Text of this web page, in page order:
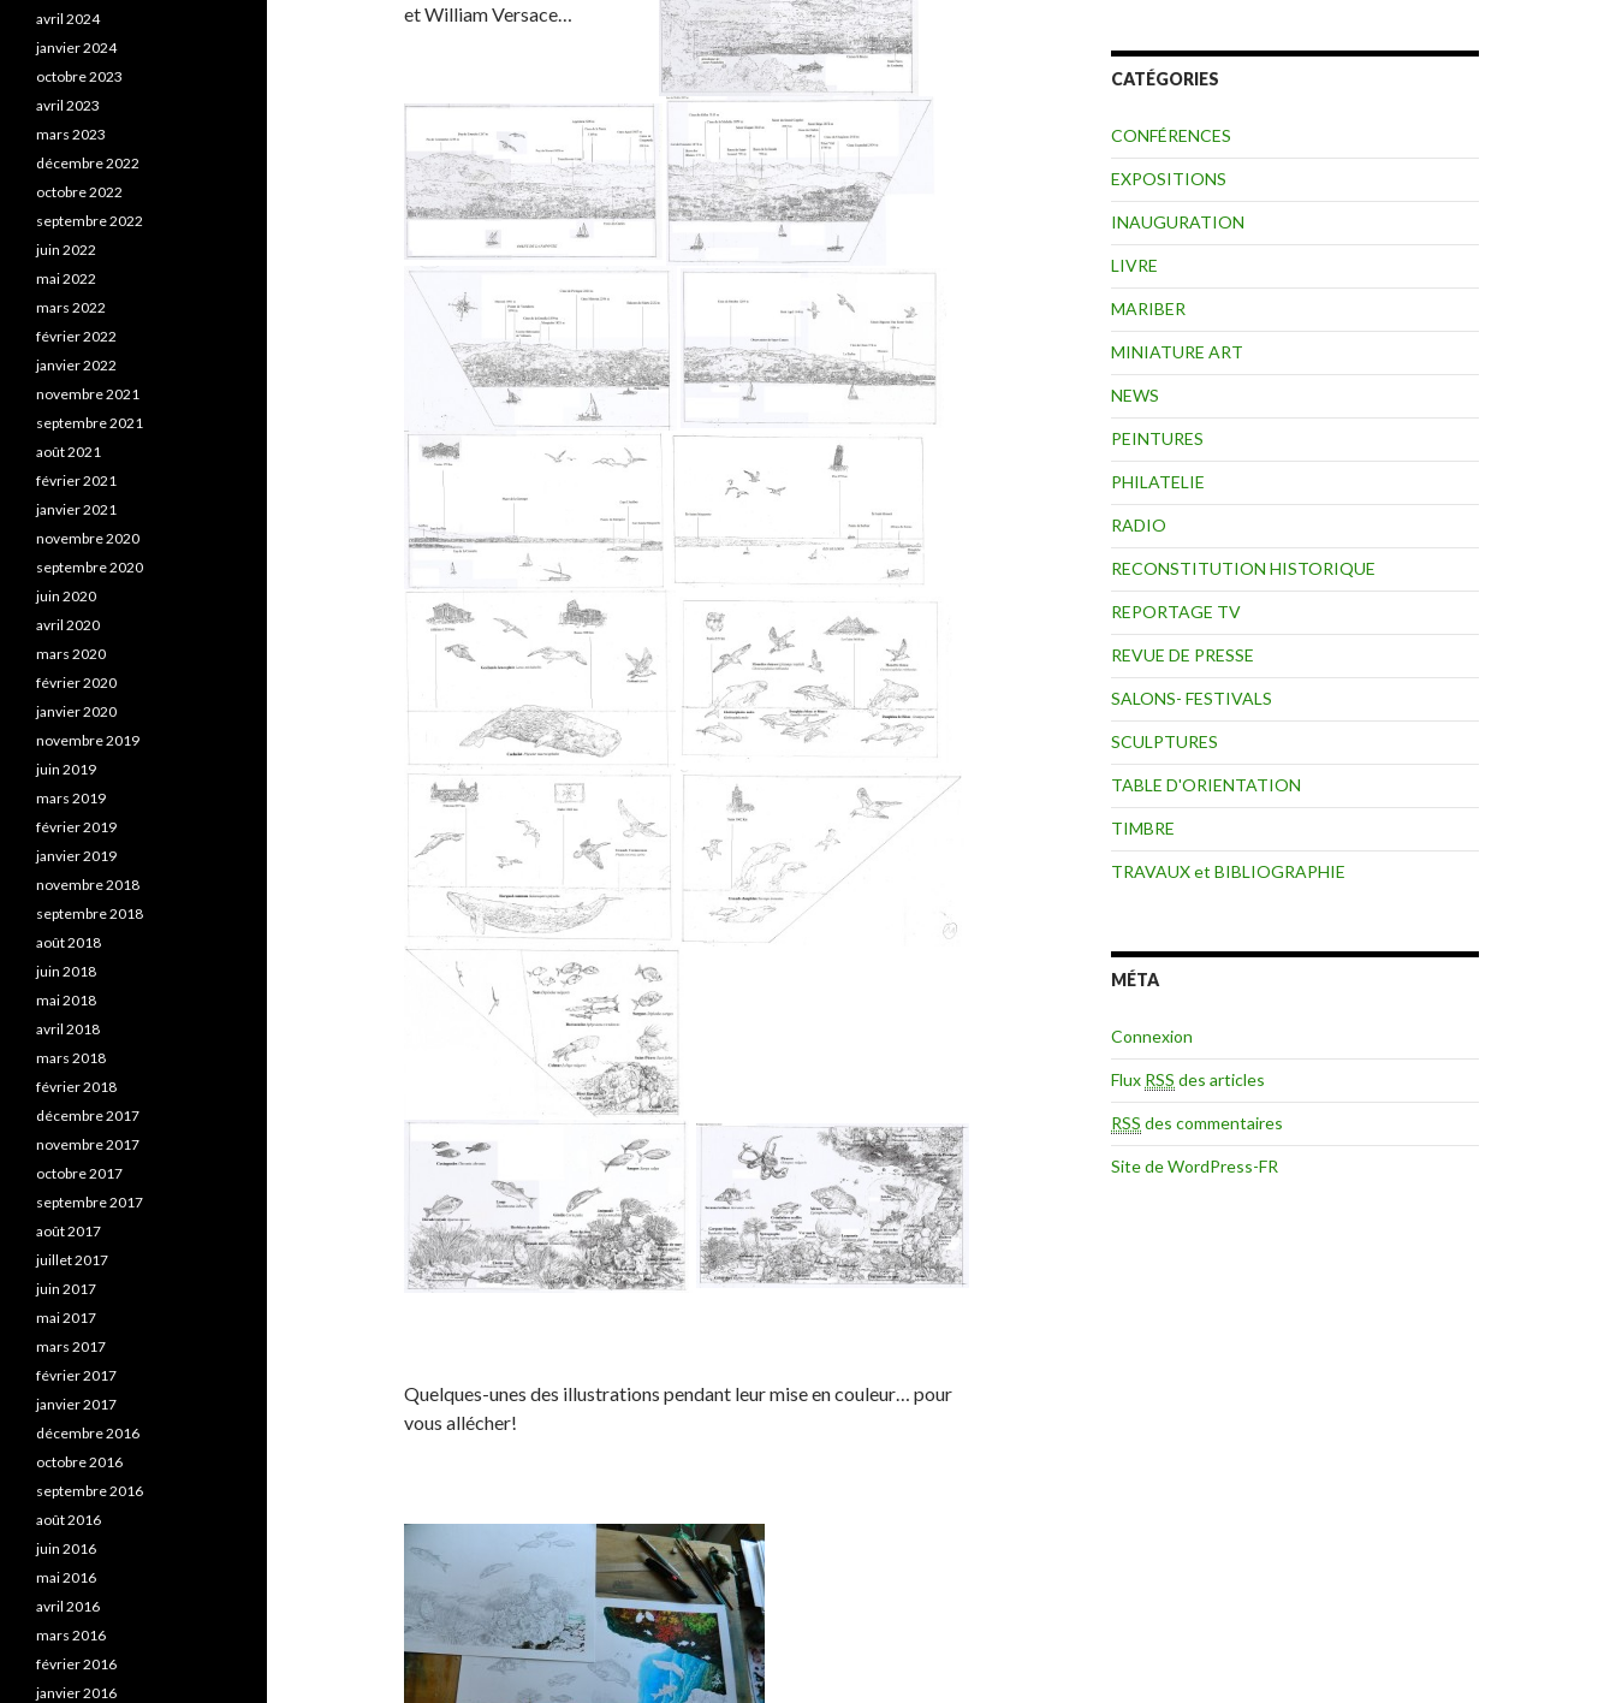
et William Versace…
Quelques-unes des illustrations pendant leur mise en couleur… pour
vous allécher!
CATÉGORIES
CONFÉRENCES
EXPOSITIONS
INAUGURATION
LIVRE
MARIBER
MINIATURE ART
NEWS
PEINTURES
PHILATELIE
RADIO
RECONSTITUTION HISTORIQUE
REPORTAGE TV
REVUE DE PRESSE
SALONS- FESTIVALS
SCULPTURES
TABLE D'ORIENTATION
TIMBRE
TRAVAUX et BIBLIOGRAPHIE
MÉTA
Connexion
Flux RSS des articles
RSS des commentaires
Site de WordPress-FR
avril 2024
janvier 2024
octobre 2023
avril 2023
mars 2023
décembre 2022
octobre 2022
septembre 2022
juin 2022
mai 2022
mars 2022
février 2022
janvier 2022
novembre 2021
septembre 2021
août 2021
février 2021
janvier 2021
novembre 2020
septembre 2020
juin 2020
avril 2020
mars 2020
février 2020
janvier 2020
novembre 2019
juin 2019
mars 2019
février 2019
janvier 2019
novembre 2018
septembre 2018
août 2018
juin 2018
mai 2018
avril 2018
mars 2018
février 2018
décembre 2017
novembre 2017
octobre 2017
septembre 2017
août 2017
juillet 2017
juin 2017
mai 2017
mars 2017
février 2017
janvier 2017
décembre 2016
octobre 2016
septembre 2016
août 2016
juin 2016
mai 2016
avril 2016
mars 2016
février 2016
janvier 2016